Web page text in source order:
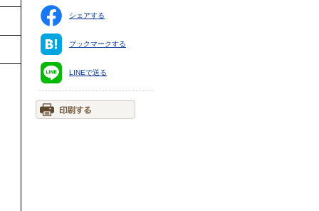
シェアする
ブックマークする
LINEで送る